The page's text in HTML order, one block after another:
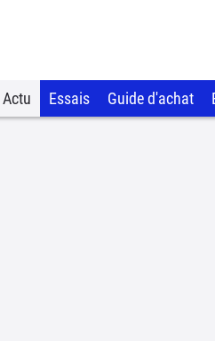
Actu Essais Guide d'achat